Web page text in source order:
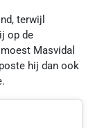
terwijl
op de
Masvidal
hij dan ook